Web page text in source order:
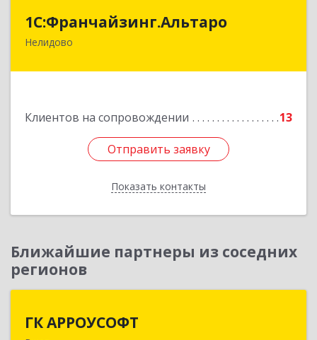
1С:Франчайзинг.Альтаро
Нелидово
Клиентов на сопровождении 13
Отправить заявку
Показать контакты
1С:Франчайзинг.Альтаро
172527, Тверская обл, Нелидово г, Матросова
Отправить заявку
Назад
Ближайшие партнеры из соседних
регионов
ГК АРРОУСОФТ